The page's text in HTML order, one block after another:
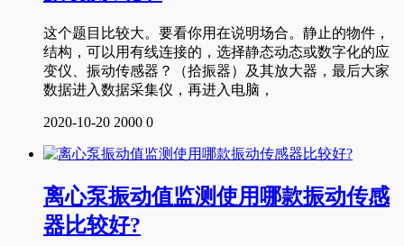
这个题目比较大。要看你用在说明场合。静止的物件，
结构，可以用有线连接的，选择静态动态或数字化的应
变仪、振动传感器？（拾振器）及其放大器，最后大家
数据进入数据采集仪，再进入电脑，
2020-10-20 2000 0
离心泵振动值监测使用哪款振动传感
器比较好?